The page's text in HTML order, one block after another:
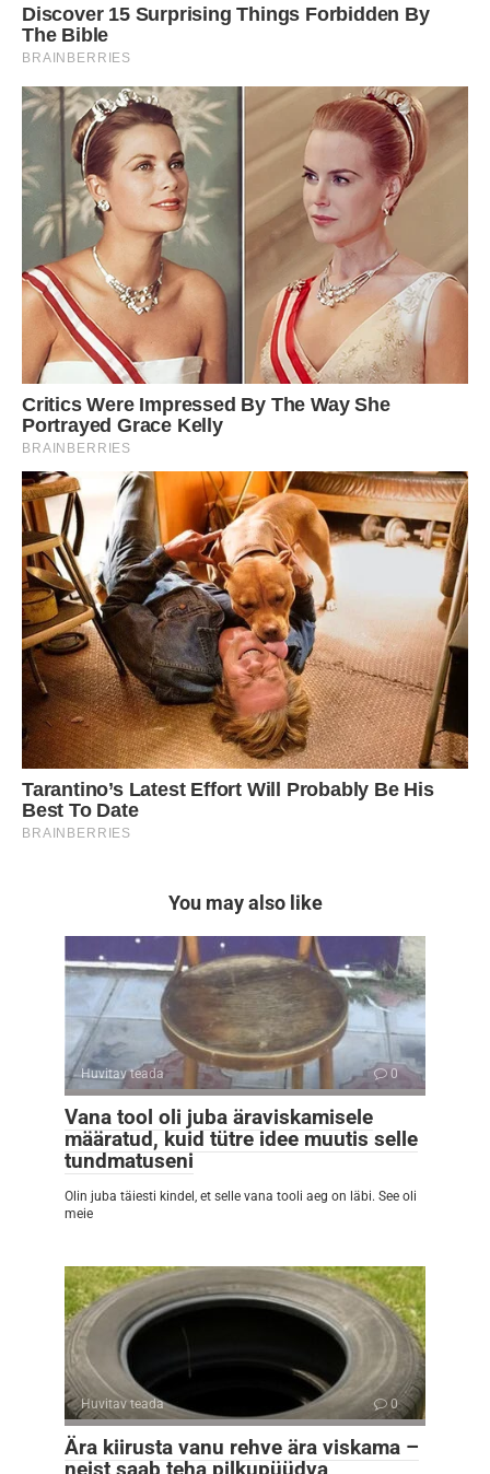
You may also like
Huvitav teada 0
Vana tool oli juba äraviskamisele
määratud, kuid tütre idee muutis selle
tundmatuseni
Olin juba täiesti kindel, et selle vana tooli aeg on läbi. See oli
meie
Huvitav teada 0
Ära kiirusta vanu rehve ära viskama –